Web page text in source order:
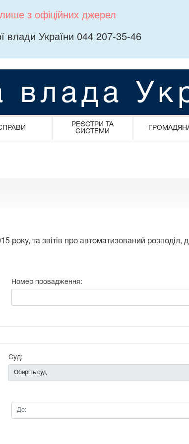
з офіційних джерел
влади України 044 207-35-46
влада
РЕЄСТРИ ТА
СИСТЕМИ
року, та звітів про автоматизований розподіл,
Номер провадження:
Суд:
До: